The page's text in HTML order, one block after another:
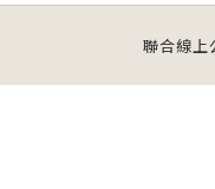
聯合線